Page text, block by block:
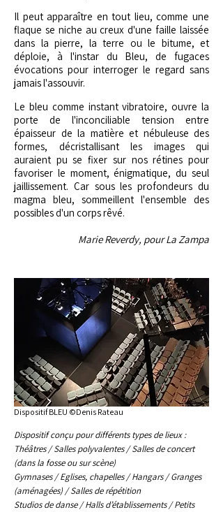
Il peut apparaître en tout lieu, comme une
flaque se niche au creux d'une faille laissée
dans la pierre, la terre ou le bitume, et
déploie, à l'instar du Bleu, de fugaces
évocations pour interroger le regard sans
jamais l'assouvir.
Le bleu comme instant vibratoire, ouvre la
porte de l'inconciliable tension entre
épaisseur de la matière et nébuleuse des
formes, décristallisant les images qui
auraient pu se fixer sur nos rétines pour
favoriser le moment, énigmatique, du seul
jaillissement. Car sous les profondeurs du
magma bleu, sommeillent l'ensemble des
possibles d'un corps rêvé.
Marie Reverdy, pour La Zampa
Dispositif BLEU ©Denis Rateau
Dispositif conçu pour différents types de lieux :
Théâtres / Salles polyvalentes / Salles de concert
(dans la fosse ou sur scène)
Gymnases / Eglises, chapelles / Hangars / Granges
(aménagées) / Salles de répétition
Studios de danse / Halls d’établissements / Petits